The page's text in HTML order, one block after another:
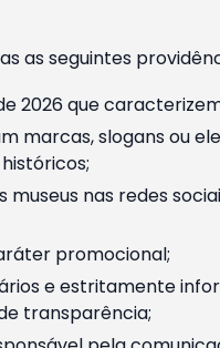
as seguintes
que
slogans ou
nas redes
promocional;
e estritamente
transparência;